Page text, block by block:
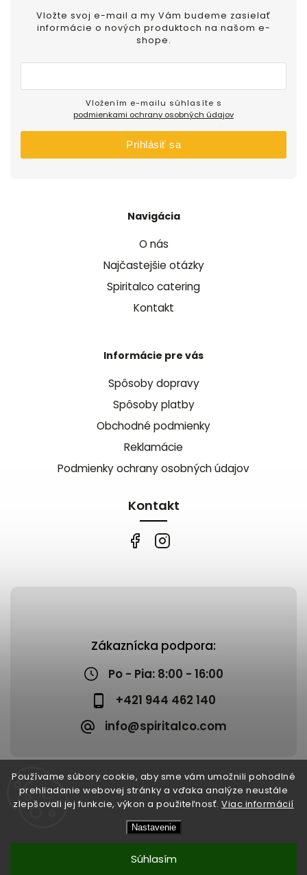
Používame súbory cookie, aby sme vám umožnili pohodlné
prehliadanie webovej stránky a vďaka analýze neustále
zlepšovali jej funkcie, výkon a použiteľnosť.Viac informácií
Nastavenie
Súhlasím
Zákaznícka podpora:
Po - Pia: 8:00 - 16:00
+421 944 462 140
info@spiritalco.com
Navigácia
O nás
Najčastejšie otázky
Spiritalco catering
Kontakt
Informácie pre vás
Spôsoby dopravy
Spôsoby platby
Obchodné podmienky
Reklamácie
Podmienky ochrany osobných údajov
Kontakt
Vložte svoj e-mail a my Vám budeme zasielať
informácie o nových produktoch na našom e-
shope.
podmienkami ochrany osobných údajov
Prihlásiť sa
Spiritalco. Všetky práva vyhradené.
Upraviť nastavenie cookies
Shoptet | Design